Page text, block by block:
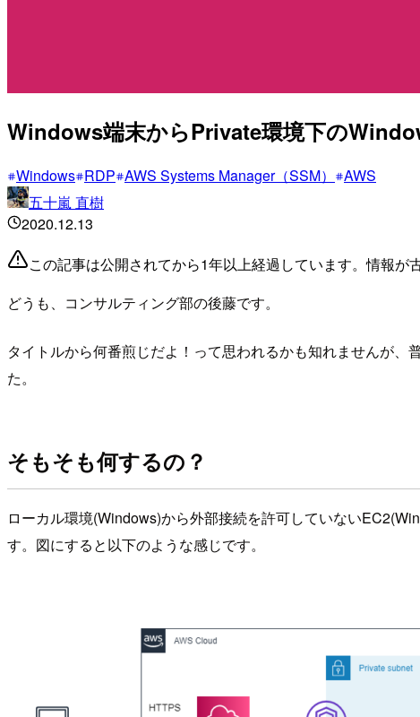
Windows端末からPrivate環境下の
Windows RDP AWS Systems Manager（SSM）
AWS
五十嵐 直樹
2020.12.13
この記事は公開されてから1年以上経過しています。情報が
どうも、コンサルティング部の後藤です。
タイトルから何番煎じだよ！って思われるかも知れませんが
た。
そもそも何するの？
ローカル環境(Windows)から外部接続を許可していない
す。図にすると以下のような感じです。